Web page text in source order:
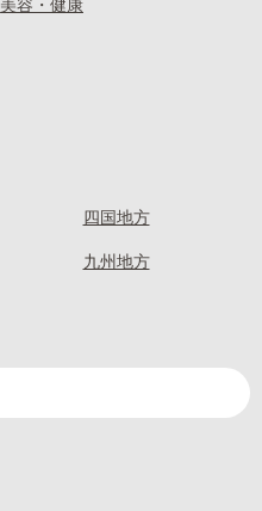
美容・健康
四国地方
九州地方